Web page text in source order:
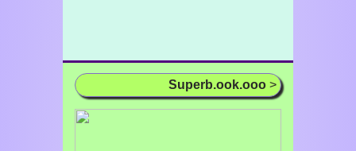
Superb.ook.ooo >